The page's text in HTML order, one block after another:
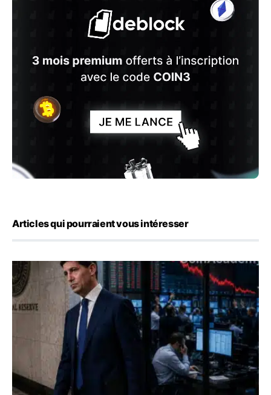
Articles qui pourraient vous intéresser
Kevin Warsh maintient sa communication minimaliste